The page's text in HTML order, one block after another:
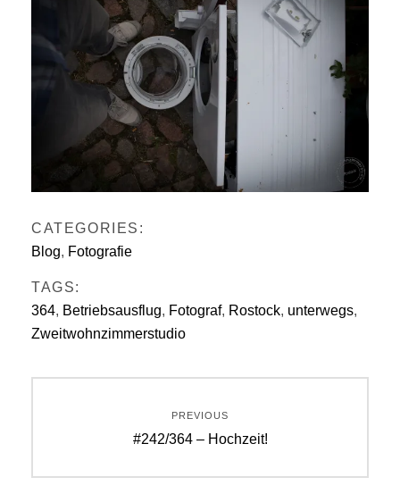
CATEGORIES:
Blog, Fotografie
TAGS:
364, Betriebsausflug, Fotograf, Rostock, unterwegs,
Zweitwohnzimmerstudio
PREVIOUS
Previous
#242/364 – Hochzeit!